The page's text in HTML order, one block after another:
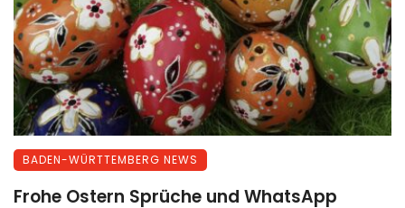
BADEN-WÜRTTEMBERG NEWS
Frohe Ostern Sprüche und WhatsApp